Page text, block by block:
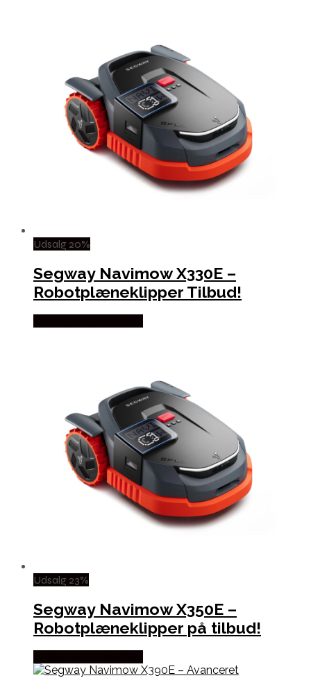
Udsalg 20%
Segway Navimow X330E –
Robotplæneklipper Tilbud!
Udsalg 23%
Segway Navimow X350E –
Robotplæneklipper på tilbud!